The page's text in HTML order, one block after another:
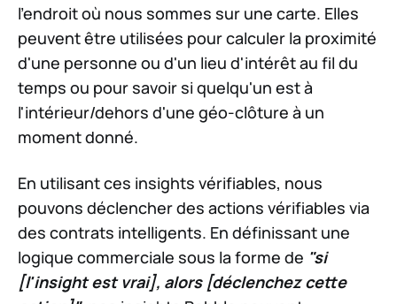
l'endroit où nous sommes sur une carte. Elles
peuvent être utilisées pour calculer la proximité
d'une personne ou d'un lieu d'intérêt au fil du
temps ou pour savoir si quelqu'un est à
l'intérieur/dehors d'une géo-clôture à un
moment donné.
En utilisant ces insights vérifiables, nous
pouvons déclencher des actions vérifiables via
des contrats intelligents. En définissant une
logique commerciale sous la forme de "si
[l'insight est vrai], alors [déclenchez cette